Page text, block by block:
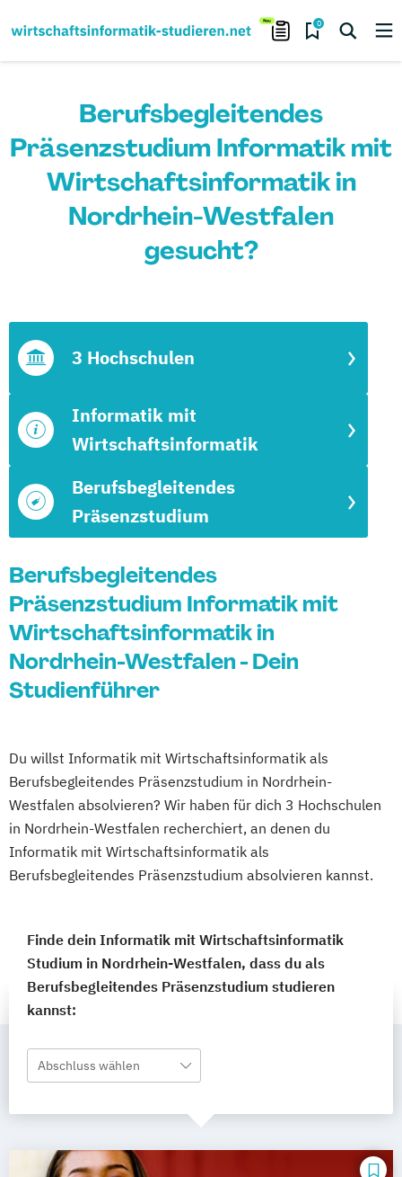
0
Berufsbegleitendes
Präsenzstudium Informatik mit
Wirtschaftsinformatik in
Nordrhein-Westfalen
gesucht?
Berufsbegleitendes
Präsenzstudium
Informatik mit
Wirtschaftsinformatik
3 Hochschulen
Berufsbegleitendes
Präsenzstudium Informatik mit
Wirtschaftsinformatik in
Nordrhein-Westfalen - Dein
Studienführer
Du willst Informatik mit Wirtschaftsinformatik als
Berufsbegleitendes Präsenzstudium in Nordrhein-
Westfalen absolvieren? Wir haben für dich 3 Hochschulen
in Nordrhein-Westfalen recherchiert, an denen du
Informatik mit Wirtschaftsinformatik als
Berufsbegleitendes Präsenzstudium absolvieren kannst.
Finde dein Informatik mit Wirtschaftsinformatik
Studium in Nordrhein-Westfalen, dass du als
Berufsbegleitendes Präsenzstudium studieren
kannst:
Abschluss wählen